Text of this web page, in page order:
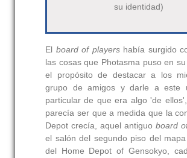
su identidad)
El board of playershabía surgido
las cosas que Photasma puso en
el propósito de destacar a los
grupo de amigos y darle a este
particular de que era algo 'de
parecía ser que a medida que la
Depot crecía, aquel antiguoboard
el salón del segundo piso del
del Home Depot of Gensokyo,